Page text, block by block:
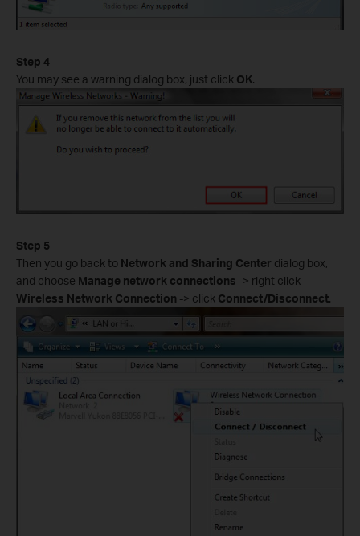
Step 4
You may see a warning dialog box, just click OK.
Step 5
Then you go back to Network and Sharing Center dialog box,
and choose Manage network connections -> right click
Wireless Network Connection -> click Connect/Disconnect.